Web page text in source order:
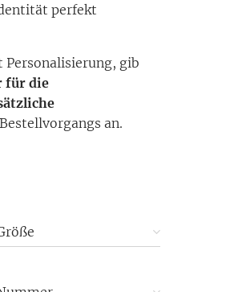
perfekt
Personalisierung, gib
für die
an.